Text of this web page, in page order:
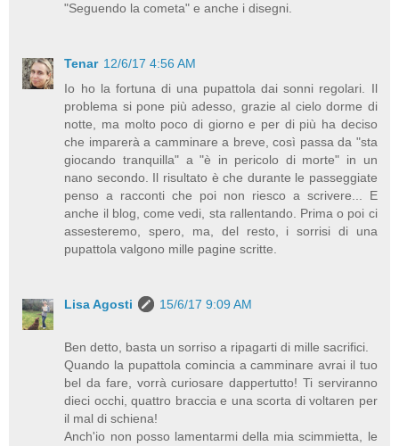
"Seguendo la cometa" e anche i disegni.
Tenar 12/6/17 4:56 AM
Io ho la fortuna di una pupattola dai sonni regolari. Il
problema si pone più adesso, grazie al cielo dorme di
notte, ma molto poco di giorno e per di più ha deciso
che imparerà a camminare a breve, così passa da "sta
giocando tranquilla" a "è in pericolo di morte" in un
nano secondo. Il risultato è che durante le passeggiate
penso a racconti che poi non riesco a scrivere... E
anche il blog, come vedi, sta rallentando. Prima o poi ci
assesteremo, spero, ma, del resto, i sorrisi di una
pupattola valgono mille pagine scritte.
Lisa Agosti 15/6/17 9:09 AM
Ben detto, basta un sorriso a ripagarti di mille sacrifici.
Quando la pupattola comincia a camminare avrai il tuo
bel da fare, vorrà curiosare dappertutto! Ti serviranno
dieci occhi, quattro braccia e una scorta di voltaren per
il mal di schiena!
Anch'io non posso lamentarmi della mia scimmietta, le